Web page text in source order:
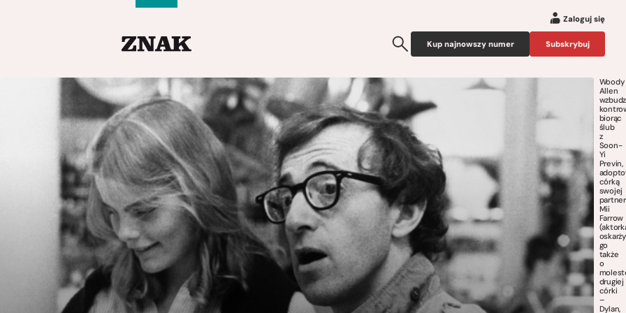
Zaloguj się
Kup najnowszy numer Subskrybuj
Woody
Allen
biorąc
ślub
z
Soon-
Yi
Previn,
córką
swojej
Mii
Farrow
go
także
o
drugiej
córki
–
Dylan,